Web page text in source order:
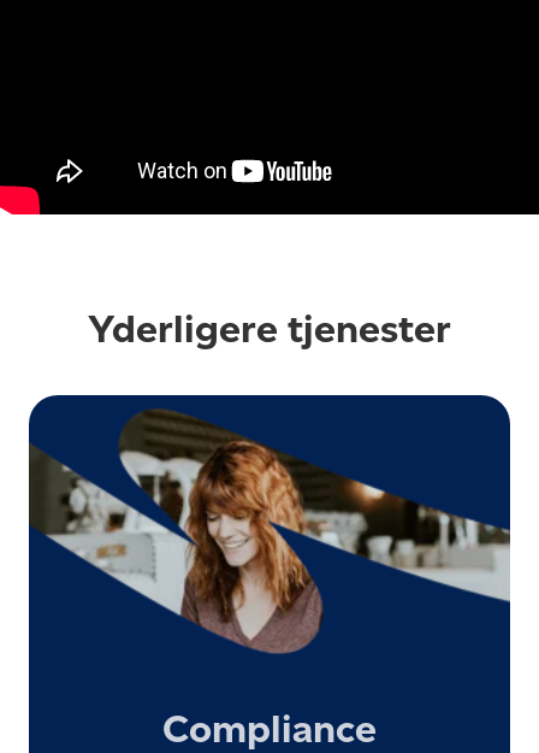
Yderligere tjenester
Compliance